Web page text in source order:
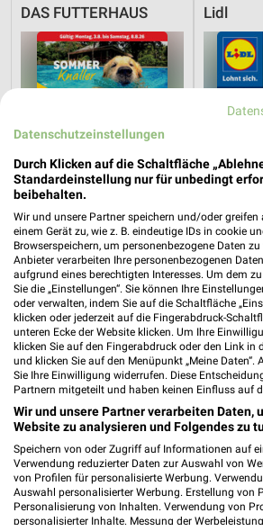
DAS FUTTERHAUS
10,5 km
Sommer Knaller
Noch morgen gültig
Lidl
Noch
Lidl PENNY
Datenschutzeinstellungen
Durch Klicken auf die Schaltfläche
Standardeinstellung nur für unbedingt
beibehalten.
Wir und unsere Partner speichern und/oder
einem Gerät zu, wie z. B. eindeutige IDs in cookie
Browserspeichern, um personenbezogene Daten
Anbieter verarbeiten Ihre personenbezogenen
aufgrund eines berechtigten Interesses. Um dem
Sie die „Einstellungen“. Sie können Ihre
oder verwalten, indem Sie auf die Schaltfläche
klicken oder jederzeit auf die Fingerabdruck-
unteren Ecke der Website klicken. Um Ihre
klicken Sie auf den Fingerabdruck oder den Link in
und klicken Sie auf den Menüpunkt „Meine Daten“.
Sie Ihre Einwilligung widerrufen. Diese
Partnern mitgeteilt und haben keinen Einfluss auf
Wir und unsere Partner verarbeiten Daten,
Website zu analysieren und Folgendes zu
Speichern von oder Zugriff auf Informationen auf
Verwendung reduzierter Daten zur Auswahl von
von Profilen für personalisierte Werbung.
Auswahl personalisierter Werbung. Erstellung von
Personalisierung von Inhalten. Verwendung von
personalisierter Inhalte. Messung der